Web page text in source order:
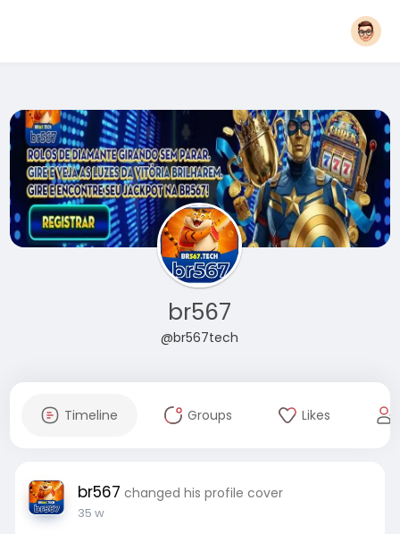
br567
@br567tech
Timeline Groups Likes
br567 changed his profile cover
35 w